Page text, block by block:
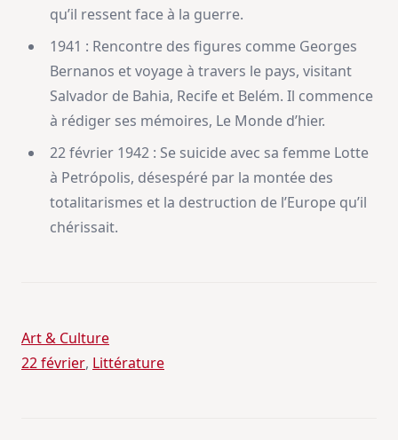
qu’il ressent face à la guerre.
1941 : Rencontre des figures comme Georges
Bernanos et voyage à travers le pays, visitant
Salvador de Bahia, Recife et Belém. Il commence
à rédiger ses mémoires, Le Monde d’hier.
22 février 1942 : Se suicide avec sa femme Lotte
à Petrópolis, désespéré par la montée des
totalitarismes et la destruction de l’Europe qu’il
chérissait.
Art & Culture
22 février, Littérature